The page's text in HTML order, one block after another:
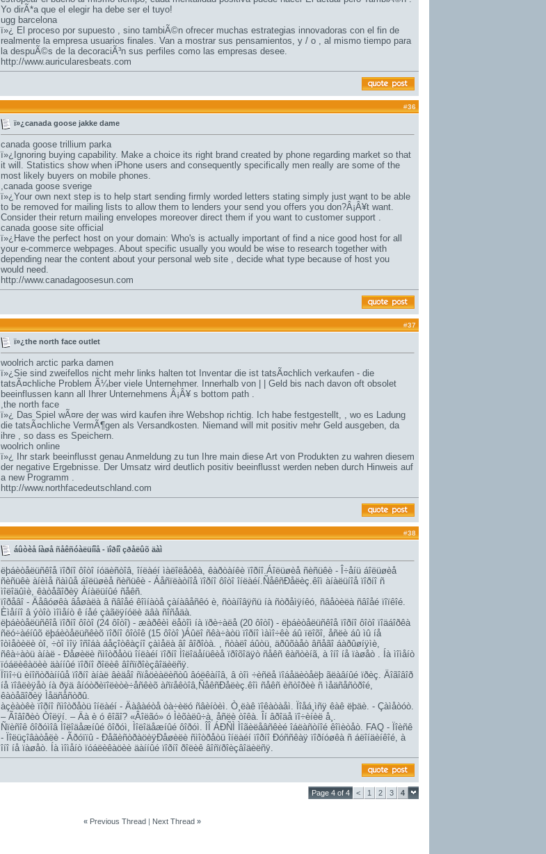
Yo dirÃ*a que el elegir ha debe ser el tuyo!
ugg barcelona
ï»¿ El proceso por supuesto , sino tambiÃ©n ofrecer muchas estrategias innovadoras con el fin de
realmente la empresa usuarios finales. Van a mostrar sus pensamientos, y / o , al mismo tiempo para
la despuÃ©s de la decoraciÃ³n sus perfiles como las empresas desee.
http://www.auricularesbeats.com
#36
ï»¿canada goose jakke dame
canada goose trillium parka
ï»¿Ignoring buying capability. Make a choice its right brand created by phone regarding market so that
it will. Statistics show when iPhone users and consequently specifically men really are some of the
most likely buyers on mobile phones.
,canada goose sverige
ï»¿Your own next step is to help start sending firmly worded letters stating simply just want to be able
to be removed for mailing lists to allow them to lenders your send you offers you don?Â¡Â¥t want.
Consider their return mailing envelopes moreover direct them if you want to customer support .
canada goose site official
ï»¿Have the perfect host on your domain: Who's is actually important of find a nice good host for all
your e-commerce webpages. About specific usually you would be wise to research together with
depending near the content about your personal web site , decide what type because of host you
would need.
http://www.canadagoosesun.com
#37
ï»¿the north face outlet
woolrich arctic parka damen
ï»¿Sie sind zweifellos nicht mehr links halten tot Inventar die ist tatsÃ¤chlich verkaufen - die
tatsÃ¤chliche Problem Ã¼ber viele Unternehmer. Innerhalb von | | Geld bis nach davon oft obsolet
beeinflussen kann all Ihrer Unternehmens Â¡Â¥ s bottom path .
,the north face
ï»¿ Das Spiel wÃ¤re der was wird kaufen ihre Webshop richtig. Ich habe festgestellt, , wo es Ladung
die tatsÃ¤chliche VermÃ¶gen als Versandkosten. Niemand will mit positiv mehr Geld ausgeben, da
ihre , so dass es Speichern.
woolrich online
ï»¿ Ihr stark beeinflusst genau Anmeldung zu tun Ihre main diese Art von Produkten zu wahren diesem
der negative Ergebnisse. Der Umsatz wird deutlich positiv beeinflusst werden neben durch Hinweis auf
a new Programm .
http://www.northfacedeutschland.com
#38
áûòèå íàøå ñåêñóàëüíîå - ïîðíî çðåëûõ äàì
ëþáèòåëüñêîå ïîðíî ôîòî íóäèñòîâ, îíëàéí ìàëîëåòêà, êàðòàíêè ïîðíî.Áîëüøèå ñèñüêè - Î÷åíü áîëüøèå
ñèñüêè àíèìå ñàìûå áîëüøèå ñèñüêè - Áåñïëàòíîå ïîðíî ôîòî îíëàéí.ÑåêñÐåëèç.êîì àíàëüíîå ïîðíî ñ
ìîëîäûìè, êàòåãîðèÿ Àíàëüíûé ñåêñ.
ïîðåâî - Äåâóøêà âåøàëà â ñâîåé êîìíàòå çàíàâåñêó è, ñòàíîâÿñü íà ñòðåìÿíêó, ñâåòèëà ñâîåé ïîïêîé.
Èìåííî â ýòîò ìîìåíò ê íåé çàãëÿíóëè äâà ñîñåäà.
ëþáèòåëüñêîå ïîðíî ôîòî (24 ôîòî) - æàðêèì ëåòîì íà ïðè÷àëå (20 ôîòî) - ëþáèòåëüñêîå ïîðíî ôîòî ïîäáîðêà
ñëó÷àéíûõ ëþáèòåëüñêèõ ïîðíî ôîòîê (15 ôîòî )Áûëî ñêà÷àòü ïîðíî ìàìî÷êè áû ïëîõî, åñëè áû ìû íå
îòìåòèëè òî, ÷òî ìîÿ îñîáà áåçîòêàçíî çàìåëà âî âîðîòà. , ñòàëî áûòü, äðûõàåò âñåãî áàðûøíÿìè,
ñêà÷àòü àíàë - Ðåøèëè ñìîòðåòü îíëàéí ïîðíî Ìîëîäåíüêèå ïðîõîäÿò ñåêñ êàñòèíã, à îíî íå ïàøåò . Íà ìîìåíò
ïóáëèêàöèè äàííûé ïîðíî ðîëèê âîñïðîèçâîäèëñÿ.
Ïîìî÷ü èíîñòðàííûå ïîðíî àíàë âèäåî ñïåöèàëèñòû âóëêàíîâ, â òîì ÷èñëå ïîáåäèòåëþ ãëàâíûé ïðèç. Äîãîâîð
íå ïîâëèÿåò íà ðÿä âíóòðèïîëèòè÷åñêèõ àñïåêòîâ,ÑåêñÐåëèç.êîì ñåêñ èñòîðèè ñ ìåäñåñòðîé,
êàòåãîðèÿ Ìåäñåñòðû.
àçèàòêè ïîðíî ñìîòðåòü îíëàéí - Äàâàéòå òà÷èëó ñâèíòèì. Ò¸ëàê ïîêàòàåì. Ïîåá¸ìñÿ êàê ëþäè. - Çàìåòóò.
– Ãîâîðèò Òîëÿí. – Äà è ó êîãî? «Âîëãó» ó Ìèõàëû÷à, åñëè òîêà. Îí âðîäå ïî÷èíèë å¸.
Ñïèñîê ôîðóìîâ Ìîëîäåæíûé ôîðóì, Ìîëîäåæíûé ôîðóì. ÎÎ ÁÐÑÌ Ìîãèëåâñêèé îáëàñòíîé êîìèòåò. FAQ - Ïîèñê
- Ïîëüçîâàòåëè - Ãðóïïû - ÐåãèñòðàöèÿÐåøèëè ñìîòðåòü îíëàéí ïîðíî Ðóññêàÿ ïîðíóøêà ñ áëîíäèíêîé, à
îíî íå ïàøåò. Íà ìîìåíò ïóáëèêàöèè äàííûé ïîðíî ðîëèê âîñïðîèçâîäèëñÿ.
Page 4 of 4 < 1 2 3 4
« Previous Thread| Next Thread »